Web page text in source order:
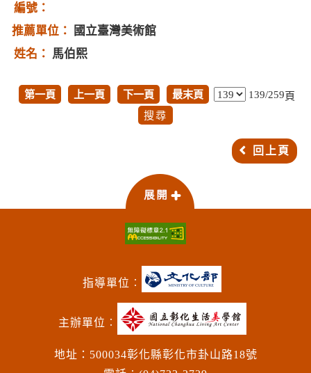
國立臺灣美術館
馬伯熙
第一頁 上一頁 下一頁 最末頁 139/259頁
回上頁
指導單位︰
主辦單位︰
地址：500034彰化縣彰化市卦山路18號